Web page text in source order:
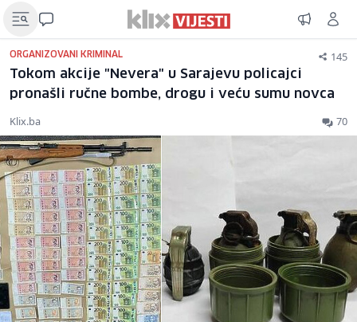
ORGANIZOVANI KRIMINAL 145
Tokom akcije "Nevera" u Sarajevu policajci
pronašli ručne bombe, drogu i veću sumu novca
Klix.ba 70